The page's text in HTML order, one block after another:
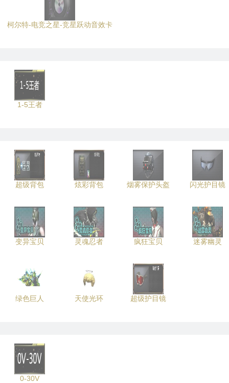
柯尔特-电竞之星-竞星跃动音效卡
1-5王者
超级背包 炫彩背包 烟雾保护头盔 闪光护目镜
变异宝贝 灵魂忍者 疯狂宝贝 迷雾幽灵
绿色巨人 天使光环 超级护目镜
0-30V